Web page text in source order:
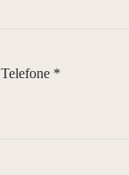
Telefone *